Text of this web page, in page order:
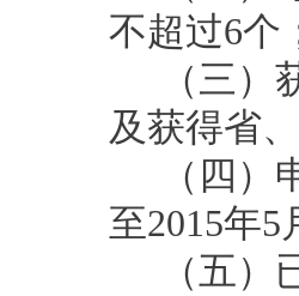
不超过6个
（三
及获得省
（四
至2015年5
（五